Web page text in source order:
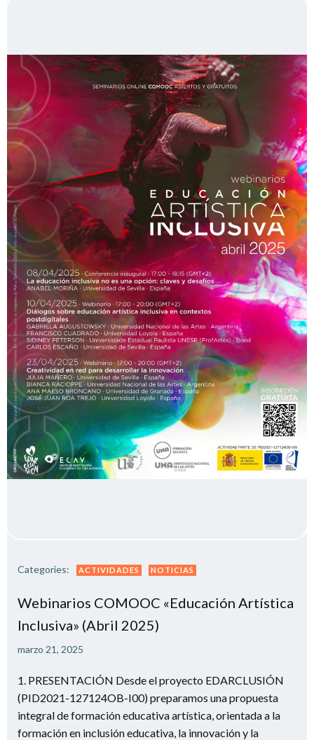
Categories: ACTIVIDADES NOTICIAS
Webinarios COMOOC «Educación Artística
Inclusiva» (Abril 2025)
marzo 21, 2025
1. PRESENTACIÓN Desde el proyecto EDARCLUSIÓN
(PID2021-127124OB-I00) preparamos una propuesta
integral de formación educativa artística, orientada a la
formación en inclusión educativa, la innovación y la